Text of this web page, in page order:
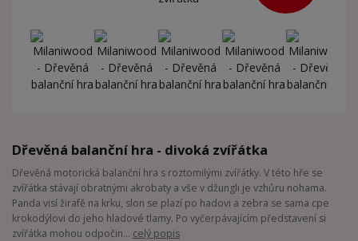
Dřevěná balanční hra - divoká zvířátka
Dřevěná motorická balanční hra s roztomilými zvířátky. V této hře se
zvířátka stávají obratnými akrobaty a vše v džungli je vzhůru nohama.
Panda visí žirafě na krku, slon se plazí po hadovi a zebra se sama cpe
krokodýlovi do jeho hladové tlamy. Po vyčerpávajícím představení si
zvířátka mohou odpočin... celý popis